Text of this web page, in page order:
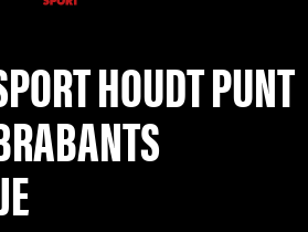
HOUDT PUNT